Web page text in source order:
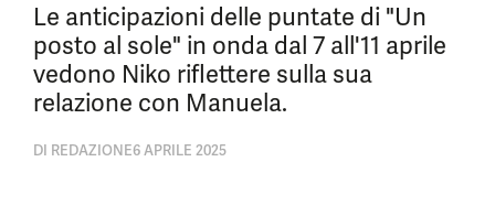
Le anticipazioni delle puntate di "Un
posto al sole" in onda dal 7 all'11 aprile
vedono Niko riflettere sulla sua
relazione con Manuela.
DI REDAZIONE6 APRILE 2025